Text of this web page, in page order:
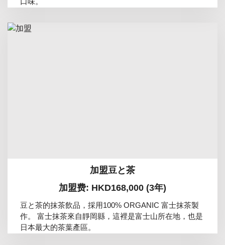
加盟豆と茶
加盟费: HKD168,000 (3年)
豆と茶的抹茶飲品，採用100% ORGANIC 富士抹茶製
作。 富士抹茶來自靜岡縣，這裡是富士山所在地，也是
日本最大的茶葉產區。